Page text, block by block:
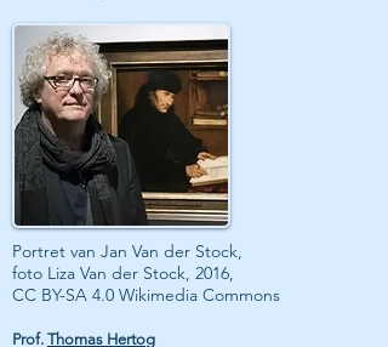
Portret van Jan Van der Stock,
foto Liza Van der Stock, 2016,
CC BY-SA 4.0 Wikimedia Commons
Prof. Thomas Hertog